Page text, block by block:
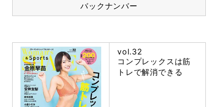
バックナンバー
vol.32
コンプレックスは筋
トレで解消できる